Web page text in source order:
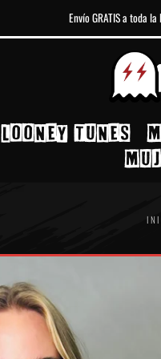
Envío GRATIS a toda
LOONEY TUNES